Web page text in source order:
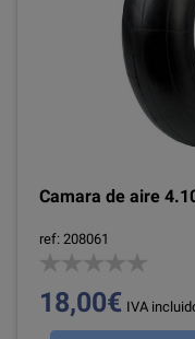
Camara de aire
ref: 208061
18,00€ IVA